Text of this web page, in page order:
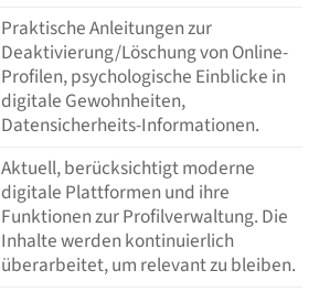
Praktische Anleitungen zur
Deaktivierung/Löschung von Online-
Profilen, psychologische Einblicke in
digitale Gewohnheiten,
Datensicherheits-Informationen.
Aktuell, berücksichtigt moderne
digitale Plattformen und ihre
Funktionen zur Profilverwaltung. Die
Inhalte werden kontinuierlich
überarbeitet, um relevant zu bleiben.